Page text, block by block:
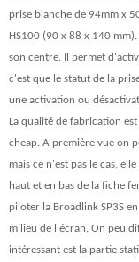
prise blanche de 94mm x
HS100 (90 x 88 x 140
son centre. Il permet
c'est que le statut de la
une activation ou
La qualité de fabrication
cheap. A première vue on
mais ce n'est pas le cas,
haut et en bas de la fiche
piloter la Broadlink SP3S
milieu de l'écran. On peu
intéressant est la partie